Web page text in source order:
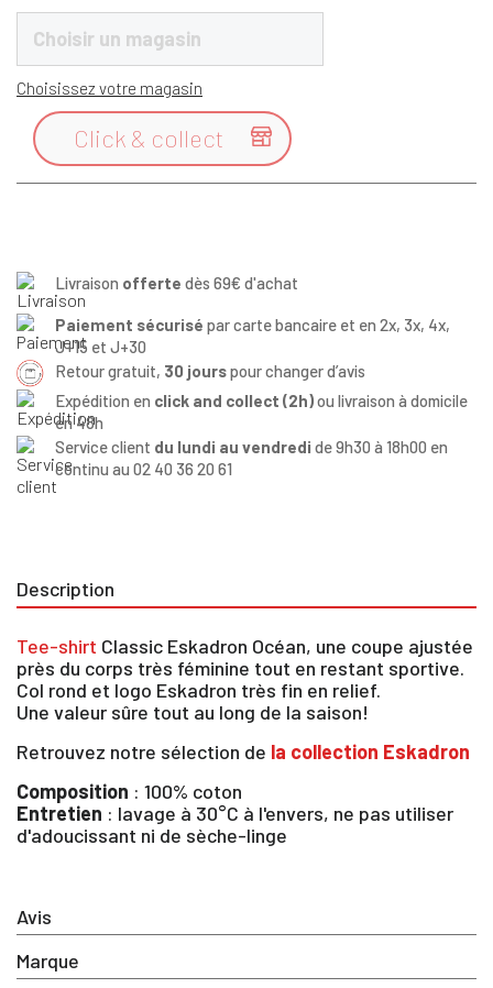
Choisir un magasin
Choisissez votre magasin

Click & collect
Livraison offerte dès 69€ d'achat
Paiement sécurisé par carte bancaire et en 2x, 3x, 4x,
J+15 et J+30
Retour gratuit, 30 jourspour changer d’avis
Expédition en click and collect (2h)ou livraison à domicile
en 48h
Service client du lundi au vendredi de 9h30 à 18h00 en
continu au 02 40 36 20 61
Description
Avis
Marque
Tee-shirt Classic Eskadron Océan, une coupe ajustée
près du corps très féminine tout en restant sportive.
Col rond et logo Eskadron très fin en relief.
Une valeur sûre tout au long de la saison!
Retrouvez notre sélection de la collection Eskadron
Composition : 100% coton
Entretien : lavage à 30°C à l'envers, ne pas utiliser
d'adoucissant ni de sèche-linge
Vous devez être connecté pour enregistrer des